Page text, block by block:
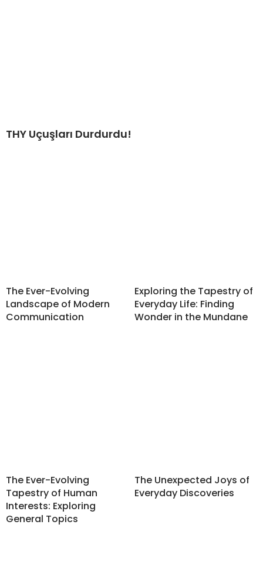
THY Uçuşları Durdurdu!
The Ever-Evolving
Landscape of Modern
Communication
Exploring the Tapestry of
Everyday Life: Finding
Wonder in the Mundane
The Ever-Evolving
Tapestry of Human
Interests: Exploring
General Topics
The Unexpected Joys of
Everyday Discoveries